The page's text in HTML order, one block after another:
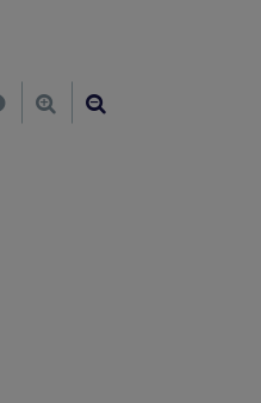
e-mail
Changer le contraste
Agrandir le texte